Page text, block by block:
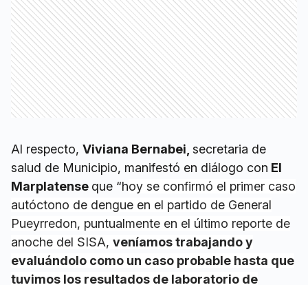
Al respecto, Viviana Bernabei, secretaria de
salud de Municipio, manifestó en diálogo con El
Marplatense que “hoy se confirmó el primer caso
autóctono de dengue en el partido de General
Pueyrredon, puntualmente en el último reporte de
anoche del SISA, veníamos trabajando y
evaluándolo como un caso probable hasta que
tuvimos los resultados de laboratorio de